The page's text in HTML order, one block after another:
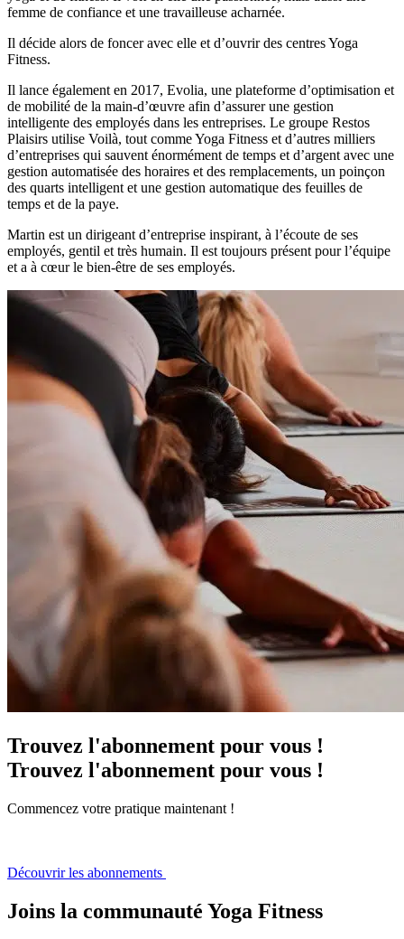
femme de confiance et une travailleuse acharnée.
Il décide alors de foncer avec elle et d’ouvrir des centres Yoga
Fitness.
Il lance également en 2017, Evolia, une plateforme d’optimisation et
de mobilité de la main-d’œuvre afin d’assurer une gestion
intelligente des employés dans les entreprises. Le groupe Restos
Plaisirs utilise Voilà, tout comme Yoga Fitness et d’autres milliers
d’entreprises qui sauvent énormément de temps et d’argent avec une
gestion automatisée des horaires et des remplacements, un poinçon
des quarts intelligent et une gestion automatique des feuilles de
temps et de la paye.
Martin est un dirigeant d’entreprise inspirant, à l’écoute de ses
employés, gentil et très humain. Il est toujours présent pour l’équipe
et a à cœur le bien-être de ses employés.
Trouvez l'abonnement pour vous !
Trouvez l'abonnement pour vous !
Commencez votre pratique maintenant !
Découvrir les abonnements
Joins la communauté Yoga Fitness